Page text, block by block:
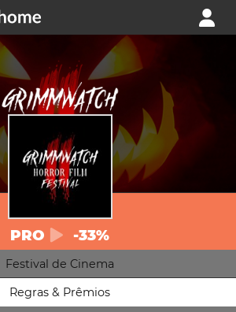
PRO -33%
Festival de Cinema
Regras & Prêmios